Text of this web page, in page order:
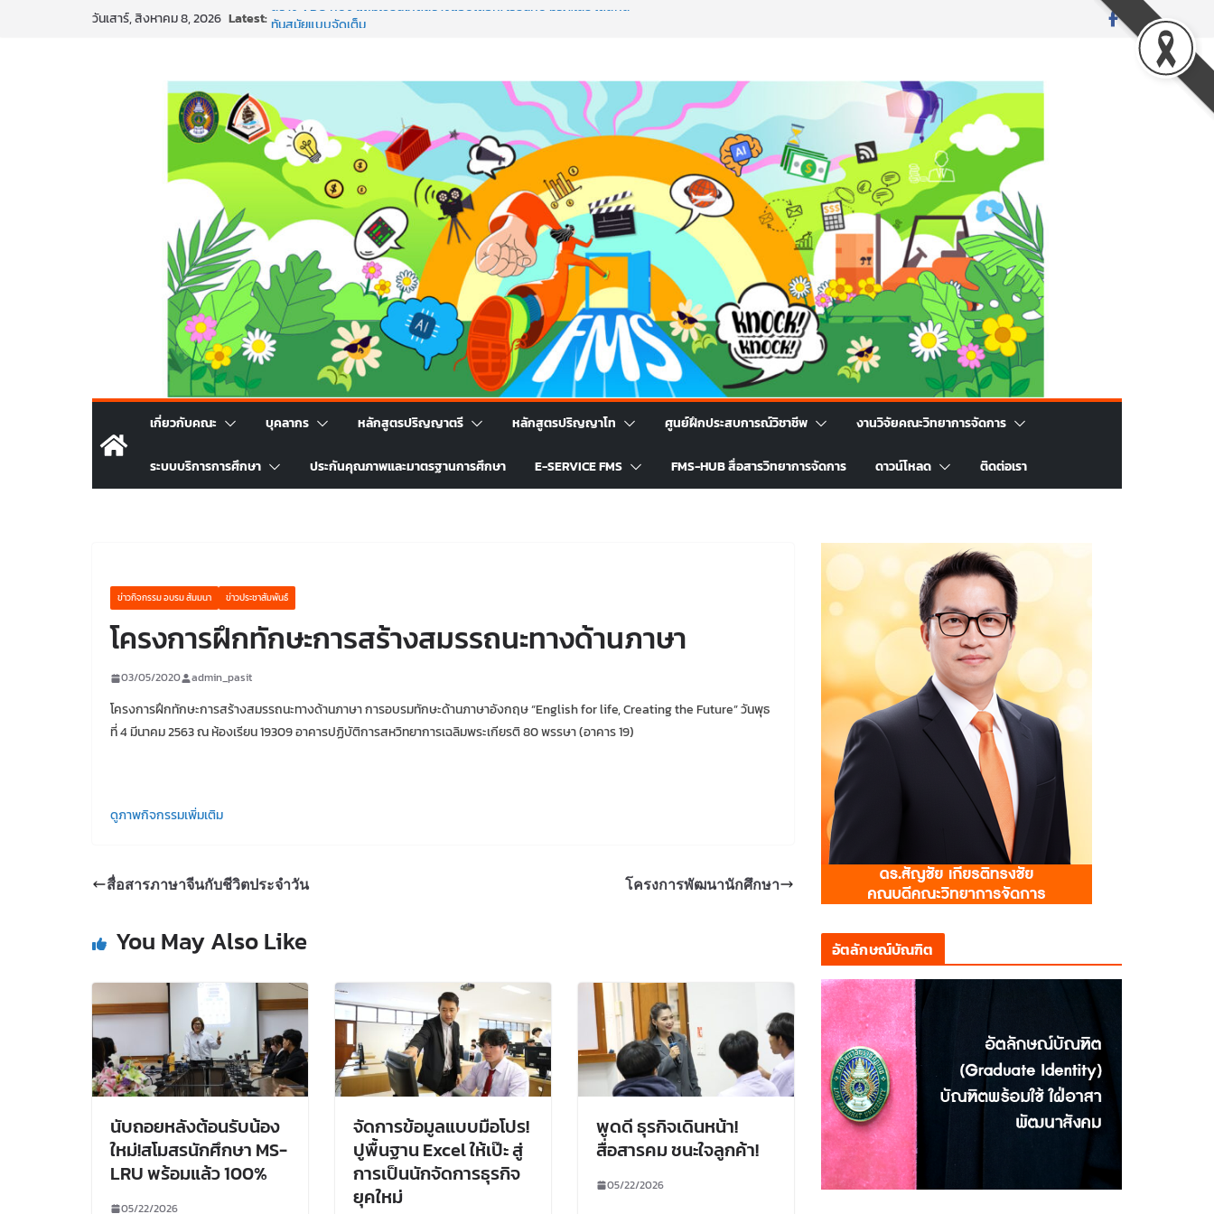
วันเสาร์, สิงหาคม 8, 2026 Latest:สร้าง VDO ก็ปัง แถมเขียนโค้ดสร้างแอปได้อีก! เรียนกับ มรภ.เลย ได้สกิล
พาธุรกิจท้องถิ่นสู่ตลาดโลก ด้วยเทคโนโลยี AI!
SMEs ยุคนี้ ถ้าไม่ใช้ AI ถือว่าพลาดมาก!
เกี่ยวกับคณะ บุคลากร หลักสูตรปริญญาตรี หลักสูตรปริญญาโท ศูนย์ฝึกประสบการณ์วิชาชีพ งานวิจัยคณะวิทยาการจัดการ
ระบบบริการการศึกษา ประกันคุณภาพและมาตรฐานการศึกษา E-SERVICE FMS FMS-HUB สื่อสารวิทยาการจัดการ ดาวน์โหลด ติดต่อเรา
ข่าวกิจกรรม อบรม สัมมนา ข่าวประชาสัมพันธ์
โครงการฝึกทักษะการสร้างสมรรถนะทางด้านภาษา
03/05/2020 admin_pasit
โครงการฝึกทักษะการสร้างสมรรถนะทางด้านภาษา การอบรมทักษะด้านภาษาอังกฤษ “English for life, Creating the Future” วันพุธ
ที่ 4 มีนาคม 2563 ณ ห้องเรียน 19309 อาคารปฏิบัติการสหวิทยาการเฉลิมพระเกียรติ 80 พรรษา (อาคาร 19)
ดูภาพกิจกรรมเพิ่มเติม
สื่อสารภาษาจีนกับชีวิตประจำวัน โครงการพัฒนานักศึกษา
You May Also Like
นับถอยหลังต้อนรับน้อง
ใหม่!สโมสรนักศึกษา MS-
LRU พร้อมแล้ว 100%
05/22/2026
จัดการข้อมูลแบบมือโปร!
ปูพื้นฐาน Excel ให้เป๊ะ สู่
การเป็นนักจัดการธุรกิจ
ยุคใหม่
พูดดี ธุรกิจเดินหน้า!
สื่อสารคม ชนะใจลูกค้า!
05/22/2026
อัตลักษณ์บัณฑิต